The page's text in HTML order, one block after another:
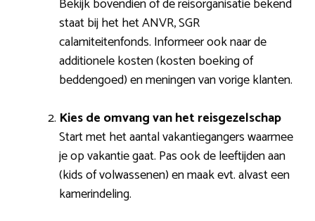
Bekijk bovendien of de reisorganisatie bekend
staat bij het het ANVR, SGR
calamiteitenfonds. Informeer ook naar de
additionele kosten (kosten boeking of
beddengoed) en meningen van vorige klanten.
Kies de omvang van het reisgezelschap
Start met het aantal vakantiegangers waarmee
je op vakantie gaat. Pas ook de leeftijden aan
(kids of volwassenen) en maak evt. alvast een
kamerindeling.